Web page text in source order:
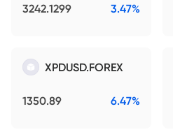
3242.1299 3.47%
XPDUSD.FOREX
1350.89 6.47%